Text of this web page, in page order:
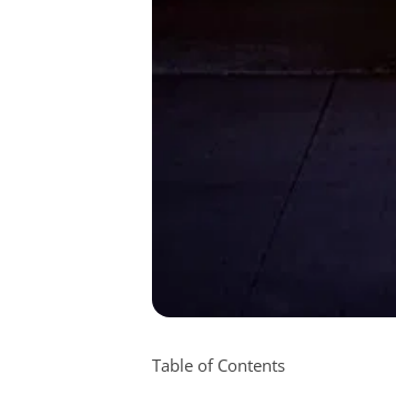
Table of Contents